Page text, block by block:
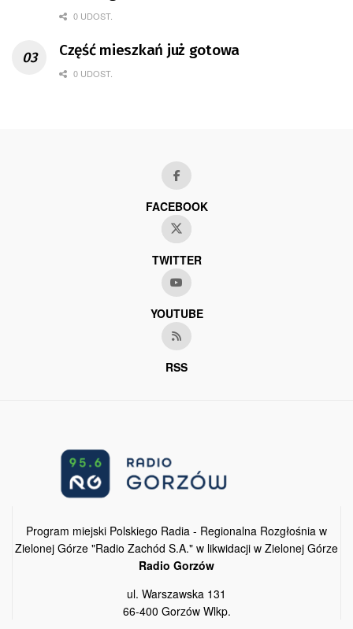
0 UDOST.
Część mieszkań już gotowa
0 UDOST.
FACEBOOK
TWITTER
YOUTUBE
RSS
Program miejski Polskiego Radia - Regionalna Rozgłośnia w
Zielonej Górze "Radio Zachód S.A." w likwidacji w Zielonej Górze
Radio Gorzów
ul. Warszawska 131
66-400 Gorzów Wlkp.